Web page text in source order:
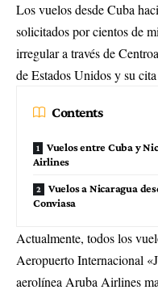
Los vuelos desde Cuba
solicitados por cientos de
irregular a través de
de Estados Unidos y su
Contents
Vuelos entre Cuba y
Airlines
Vuelos a Nicaragua
Conviasa
Actualmente, todos los
Aeropuerto Internacional
aerolínea Aruba Airlines